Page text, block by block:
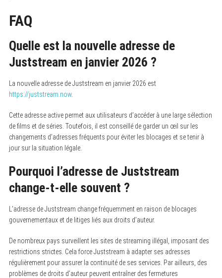
FAQ
Quelle est la nouvelle adresse de
Juststream en janvier 2026 ?
La nouvelle adresse de Juststream en janvier 2026 est
https://juststream.now.
Cette adresse active permet aux utilisateurs d’accéder à une large sélection
de films et de séries. Toutefois, il est conseillé de garder un œil sur les
changements d’adresses fréquents pour éviter les blocages et se tenir à
jour sur la situation légale.
Pourquoi l’adresse de Juststream
change-t-elle souvent ?
L’adresse de Juststream change fréquemment en raison de blocages
gouvernementaux et de litiges liés aux droits d’auteur.
De nombreux pays surveillent les sites de streaming illégal, imposant des
restrictions strictes. Cela force Juststream à adapter ses adresses
régulièrement pour assurer la continuité de ses services. Par ailleurs, des
problèmes de droits d’auteur peuvent entraîner des fermetures